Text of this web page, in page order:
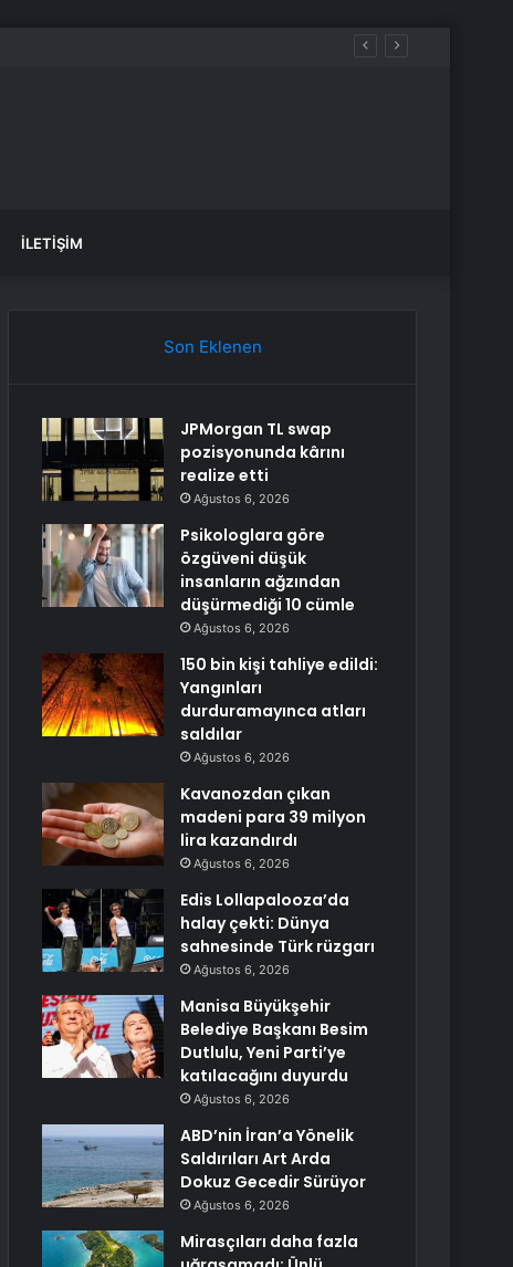
İLETIŞIM
Son Eklenen
JPMorgan TL swap
pozisyonunda kârını
realize etti
Ağustos 6, 2026
Psikologlara göre
özgüveni düşük
insanların ağzından
düşürmediği 10 cümle
Ağustos 6, 2026
150 bin kişi tahliye edildi:
Yangınları
durduramayınca atları
saldılar
Ağustos 6, 2026
Kavanozdan çıkan
madeni para 39 milyon
lira kazandırdı
Ağustos 6, 2026
Edis Lollapalooza’da
halay çekti: Dünya
sahnesinde Türk rüzgarı
Ağustos 6, 2026
Manisa Büyükşehir
Belediye Başkanı Besim
Dutlulu, Yeni Parti’ye
katılacağını duyurdu
Ağustos 6, 2026
ABD’nin İran’a Yönelik
Saldırıları Art Arda
Dokuz Gecedir Sürüyor
Ağustos 6, 2026
Mirasçıları daha fazla